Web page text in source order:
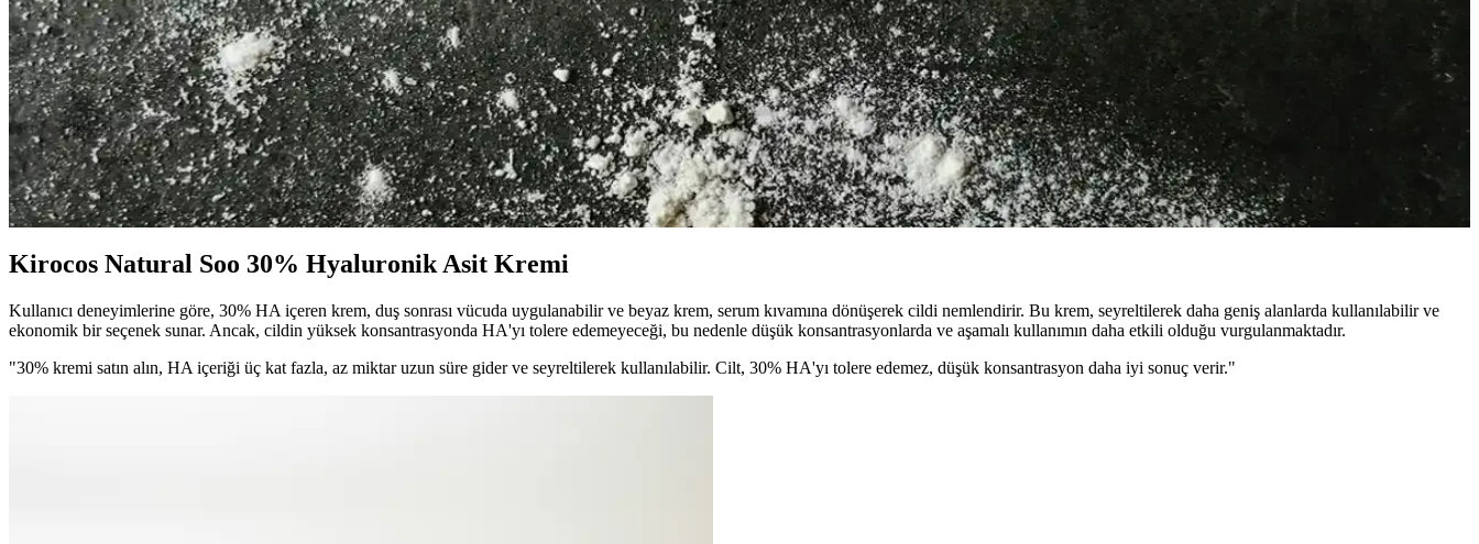
Cilt yenileme setleri, aktif bileşenler ve doğru kullanım ile doğal parlaklık sağlar, yaşam tarzı ve güneş koruma ile desteklenir.
C Vitamini ve Hyaluronik Asit İçeren Serumların Cilt Bakımındaki Etkileri ve Kullanım İpuçları
C vitamini ve hyaluronik asit içeren serumlar, cilt sağlığını destekler, yaşlanma belirtilerini azaltır ve nem seviyesini artırır. Doğru ürün seçimi ve düzenli kullanım önemlidir.
Etkili Doğal Cilt Nemlendirici Serumlar: Cilt Sağlığını Güçlendiren Doğal Çözümler
Doğal içeriklere sahip cilt serumları, cilt bariyerini güçlendirip nem seviyesini koruyan etkili çözümler sunar. Düzenli kullanım ve doğru seçimle sağlıklı, parlak cilt elde edilir.
Kirocos Natural Soo 30% Hyaluronik Asit Kremi
Kullanıcı deneyimlerine göre, 30% HA içeren krem, duş sonrası vücuda uygulanabilir ve beyaz krem, serum kıvamına dönüşerek cildi nemlendirir. Bu krem, seyreltilerek daha geniş alanlarda kullanılabilir ve
ekonomik bir seçenek sunar. Ancak, cildin yüksek konsantrasyonda HA'yı tolere edemeyeceği, bu nedenle düşük konsantrasyonlarda ve aşamalı kullanımın daha etkili olduğu vurgulanmaktadır.
"30% kremi satın alın, HA içeriği üç kat fazla, az miktar uzun süre gider ve seyreltilerek kullanılabilir. Cilt, 30% HA'yı tolere edemez, düşük konsantrasyon daha iyi sonuç verir."